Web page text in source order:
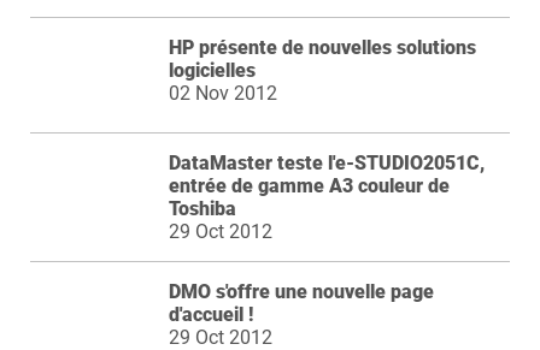
HP présente de nouvelles solutions
logicielles
02 Nov 2012
DataMaster teste l'e-STUDIO2051C,
entrée de gamme A3 couleur de
Toshiba
29 Oct 2012
DMO s'offre une nouvelle page
d'accueil !
29 Oct 2012